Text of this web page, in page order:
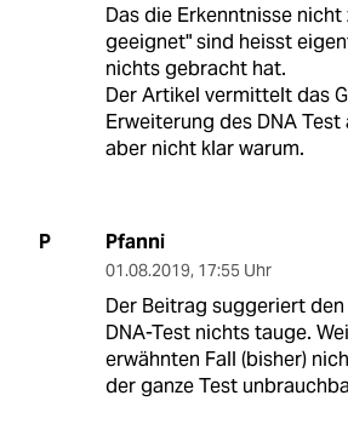
Das die Erkenntnisse nicht
geeignet" sind heisst
nichts gebracht hat.
Der Artikel vermittelt das
Erweiterung des DNA Test
aber nicht klar warum.
P Pfanni
01.08.2019, 17:55 Uhr
Der Beitrag suggeriert
DNA-Test nichts tauge.
erwähnten Fall (bisher)
der ganze Test